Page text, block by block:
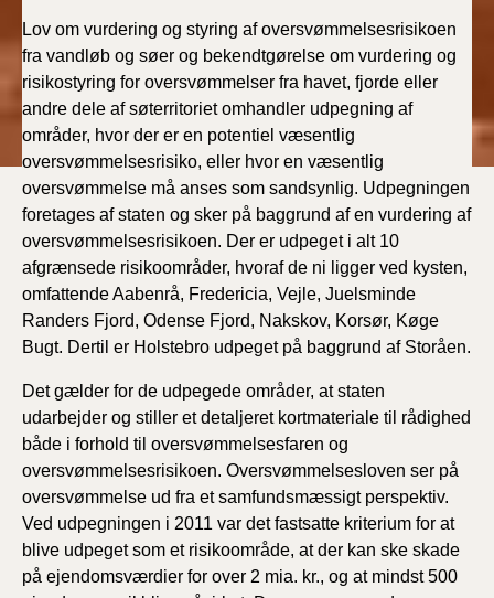
Lov om vurdering og styring af oversvømmelsesrisikoen
fra vandløb og søer og bekendtgørelse om vurdering og
risikostyring for oversvømmelser fra havet, fjorde eller
andre dele af søterritoriet omhandler udpegning af
områder, hvor der er en potentiel væsentlig
oversvømmelsesrisiko, eller hvor en væsentlig
oversvømmelse må anses som sandsynlig. Udpegningen
foretages af staten og sker på baggrund af en vurdering af
oversvømmelsesrisikoen. Der er udpeget i alt 10
afgrænsede risikoområder, hvoraf de ni ligger ved kysten,
omfattende Aabenrå, Fredericia, Vejle, Juelsminde
Randers Fjord, Odense Fjord, Nakskov, Korsør, Køge
Bugt. Dertil er Holstebro udpeget på baggrund af Storåen.
Det gælder for de udpegede områder, at staten
udarbejder og stiller et detaljeret kortmateriale til rådighed
både i forhold til oversvømmelsesfaren og
oversvømmelsesrisikoen. Oversvømmelsesloven ser på
oversvømmelse ud fra et samfundsmæssigt perspektiv.
Ved udpegningen i 2011 var det fastsatte kriterium for at
blive udpeget som et risikoområde, at der kan ske skade
på ejendomsværdier for over 2 mia. kr., og at mindst 500